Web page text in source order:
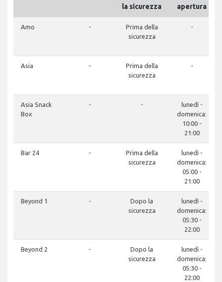
la sicurezza
apertura
Amo -
Prima della
sicurezza
-
Asia -
Prima della
sicurezza
-
Asia Snack
Box
- -
lunedì -
domenica:
10:00 -
21:00
Bar 24 -
Prima della
sicurezza
lunedì -
domenica:
05:00 -
21:00
Beyond 1 -
Dopo la
sicurezza
lunedì -
domenica:
05:30 -
22:00
Beyond 2 -
Dopo la
sicurezza
lunedì -
domenica:
05:30 -
22:00